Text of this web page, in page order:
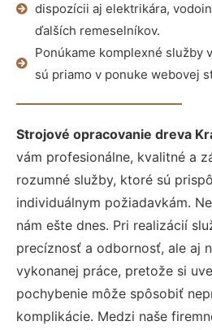
dispozícii aj elektrikára,
ďalších remeselníkov.
Ponúkame komplexné služby
sú priamo v ponuke webovej
Strojové opracovanie dreva
vám profesionálne, kvalitné a
rozumné služby, ktoré sú
individuálnym požiadavkám.
nám ešte dnes. Pri realizácií
precíznosť a odbornosť, ale aj
vykonanej práce, pretože si
pochybenie môže spôsobiť
komplikácie. Medzi naše